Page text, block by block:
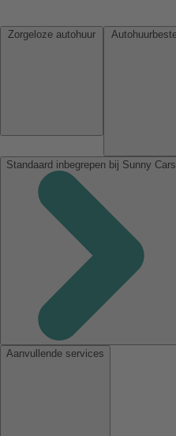
Standaard inbegrepen bij Sunny Cars
Aanvullende services